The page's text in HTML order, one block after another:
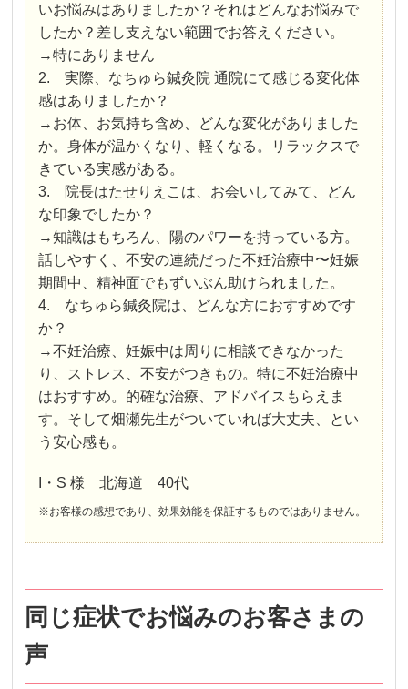
いお悩みはありましたか？それはどんなお悩みで
したか？差し支えない範囲でお答えください。
→特にありません
2. 実際、なちゅら鍼灸院 通院にて感じる変化体
感はありましたか？
→お体、お気持ち含め、どんな変化がありました
か。身体が温かくなり、軽くなる。リラックスで
きている実感がある。
3. 院長はたせりえこは、お会いしてみて、どん
な印象でしたか？
→知識はもちろん、陽のパワーを持っている方。
話しやすく、不安の連続だった不妊治療中〜妊娠
期間中、精神面でもずいぶん助けられました。
4. なちゅら鍼灸院は、どんな方におすすめです
か？
→不妊治療、妊娠中は周りに相談できなかった
り、ストレス、不安がつきもの。特に不妊治療中
はおすすめ。的確な治療、アドバイスもらえま
す。そして畑瀬先生がついていれば大丈夫、とい
う安心感も。
I・S 様 北海道 40代
※お客様の感想であり、効果効能を保証するものではありません。
同じ症状でお悩みのお客さまの
声